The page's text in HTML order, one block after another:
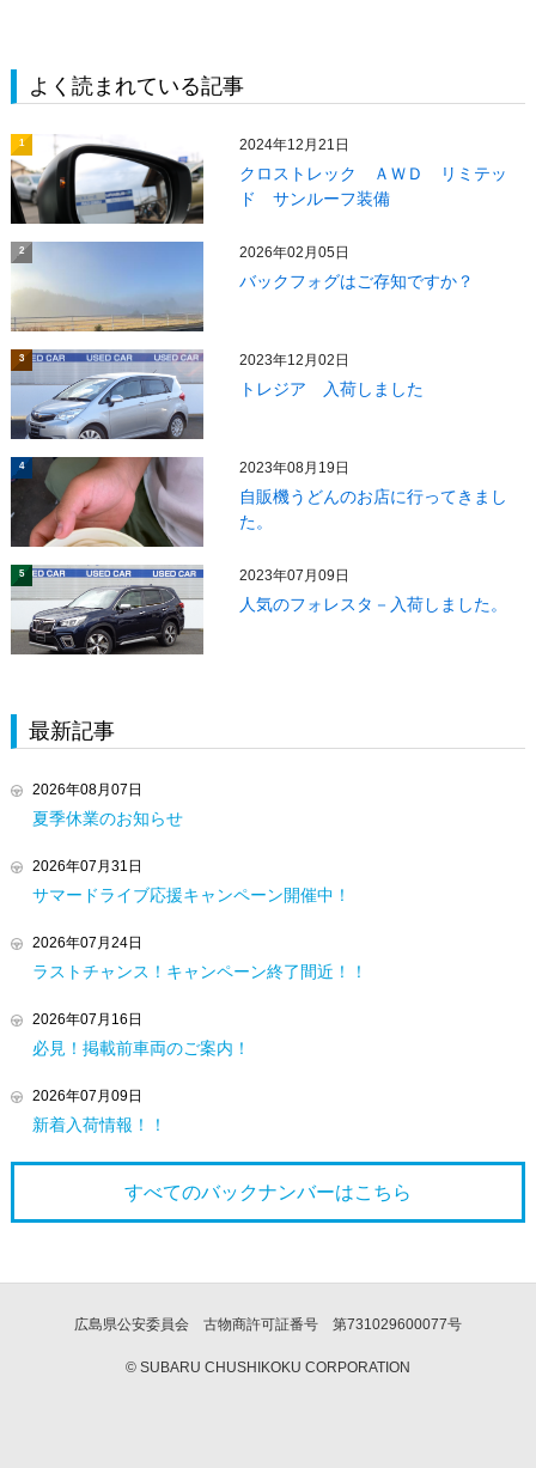
よく読まれている記事
1 2024年12月21日
クロストレック ＡＷＤ リミテッ
ド サンルーフ装備
2 2026年02月05日
バックフォグはご存知ですか？
3 2023年12月02日
トレジア 入荷しました
4 2023年08月19日
自販機うどんのお店に行ってきまし
た。
5 2023年07月09日
人気のフォレスタ－入荷しました。
最新記事
2026年08月07日
夏季休業のお知らせ
2026年07月31日
サマードライブ応援キャンペーン開催中！
2026年07月24日
ラストチャンス！キャンペーン終了間近！！
2026年07月16日
必見！掲載前車両のご案内！
2026年07月09日
新着入荷情報！！
すべてのバックナンバーはこちら
広島県公安委員会 古物商許可証番号 第731029600077号
© SUBARU CHUSHIKOKU CORPORATION